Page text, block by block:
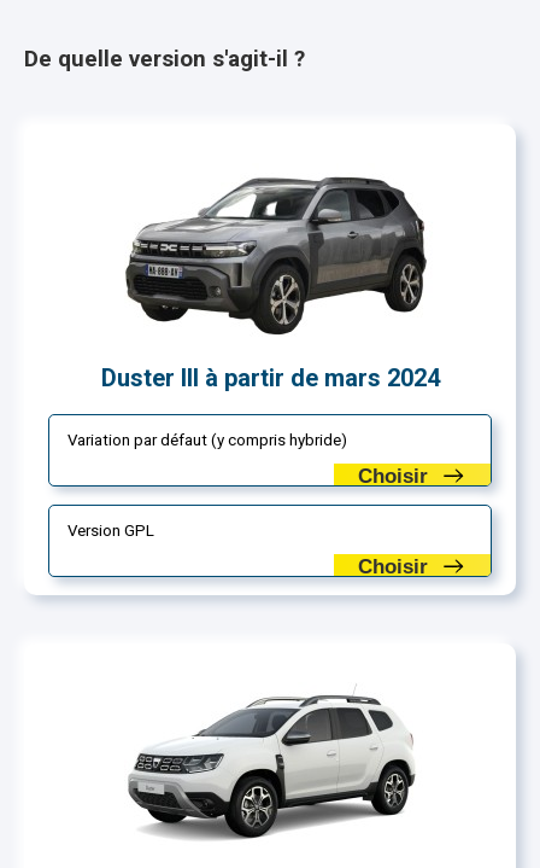
De quelle version s'agit-il ?
Duster III à partir de mars 2024
Variation par défaut (y compris hybride)
Choisir
Version GPL
Choisir